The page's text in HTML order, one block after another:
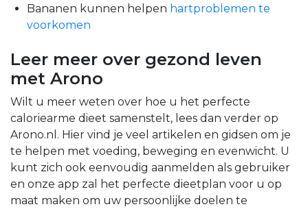
Bananen kunnen helpen hartproblemen te
voorkomen
Leer meer over gezond leven
met Arono
Wilt u meer weten over hoe u het perfecte
caloriearme dieet samenstelt, lees dan verder op
Arono.nl. Hier vind je veel artikelen en gidsen om je
te helpen met voeding, beweging en evenwicht. U
kunt zich ook eenvoudig aanmelden als gebruiker
en onze app zal het perfecte dieetplan voor u op
maat maken om uw persoonlijke doelen te